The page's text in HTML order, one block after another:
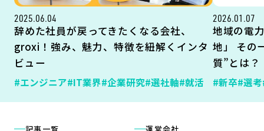
2025.06.04
辞めた社員が戻ってきたくなる会社、
groxi！強み、魅力、特徴を紐解くインタ
ビュー
#エンジニア#IT業界#企業研究#選社軸#就活
2026.01.07
地域の電
地」 その
質”とは？
#新卒#選考
記事一覧 運営会社